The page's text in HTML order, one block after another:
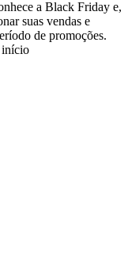
a Black Friday e,
suas vendas e
de promoções.
início